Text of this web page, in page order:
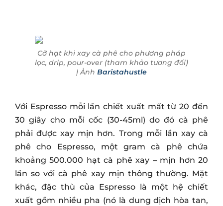
Cỡ hạt khi xay cà phê cho phương pháp
lọc, drip, pour-over (tham khảo tương đối)
| Ảnh Baristahustle
Với Espresso mỗi lần chiết xuất mất từ ​​20 đến
30 giây cho mỗi cốc (30-45ml) do đó cà phê
phải được xay mịn hơn. Trong mỗi lần xay cà
phê cho Espresso, một gram cà phê chứa
khoảng 500.000 hạt cà phê xay – mịn hơn 20
lần so với cà phê xay mịn thông thường. Mặt
khác, đặc thù của Espresso là một hệ chiết
xuất gồm nhiều pha (nó là dung dịch hòa tan,